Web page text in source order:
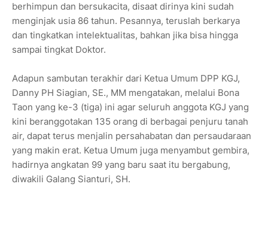
berhimpun dan bersukacita, disaat dirinya kini sudah
menginjak usia 86 tahun. Pesannya, teruslah berkarya
dan tingkatkan intelektualitas, bahkan jika bisa hingga
sampai tingkat Doktor.
Adapun sambutan terakhir dari Ketua Umum DPP KGJ,
Danny PH Siagian, SE., MM mengatakan, melalui Bona
Taon yang ke-3 (tiga) ini agar seluruh anggota KGJ yang
kini beranggotakan 135 orang di berbagai penjuru tanah
air, dapat terus menjalin persahabatan dan persaudaraan
yang makin erat. Ketua Umum juga menyambut gembira,
hadirnya angkatan 99 yang baru saat itu bergabung,
diwakili Galang Sianturi, SH.